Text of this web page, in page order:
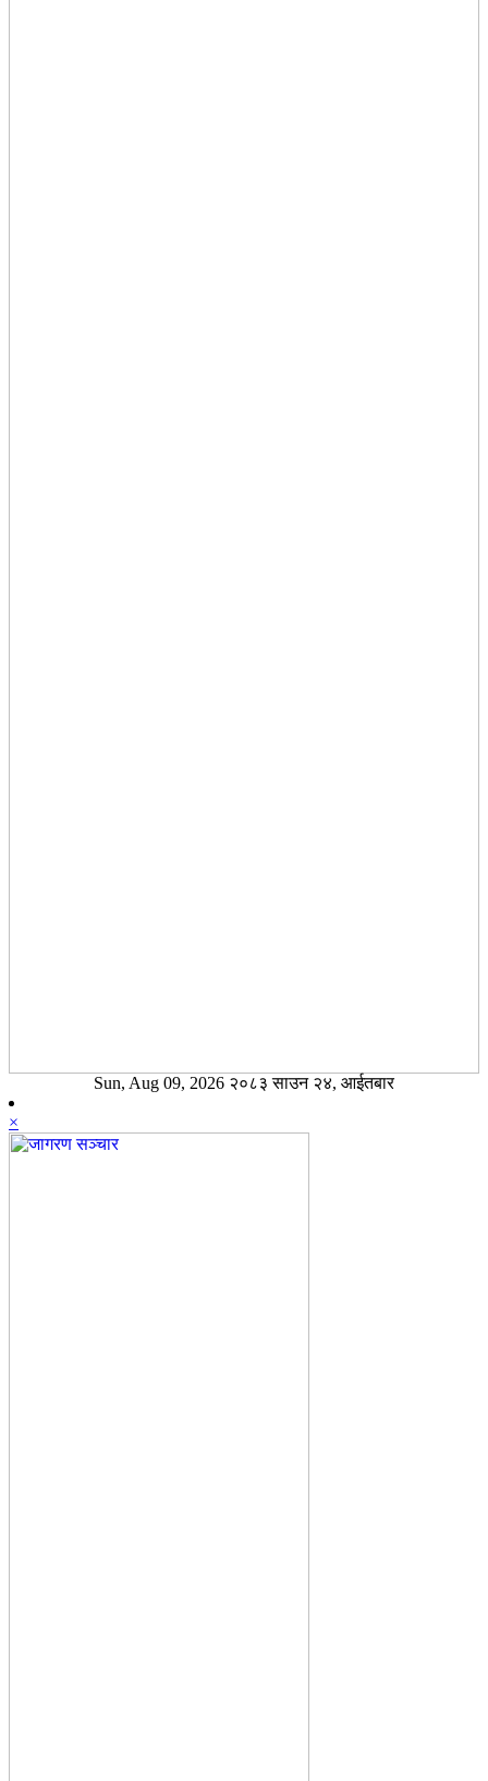
Sun, Aug 09, 2026 २०८३ साउन २४, आईतबार
×